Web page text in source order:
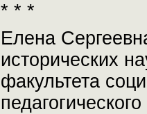
* * *
Елена
исторических
факультета